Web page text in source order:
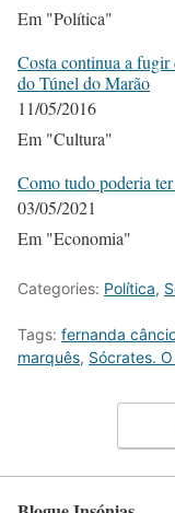
Em "Política"
Costa continua a fugir
do Túnel do Marão
11/05/2016
Em "Cultura"
Como tudo poderia
03/05/2021
Em "Economia"
Categories: Política,
Tags: fernanda
marquês, Sócrates.